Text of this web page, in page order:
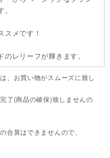
スメです！
レリーフが輝きます。
、お買い物がスムーズに致し
了(商品の確保)致しませんの
合算はできませんので、